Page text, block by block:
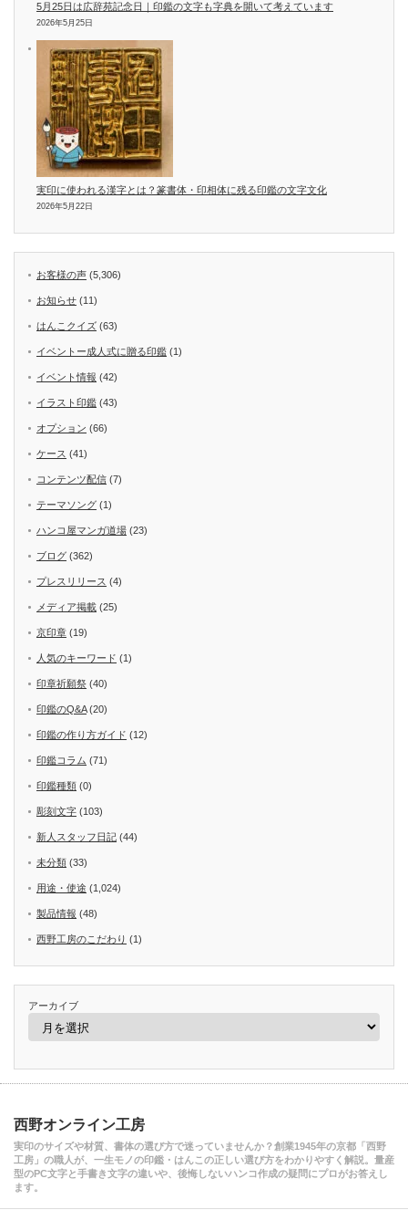
5月25日は広辞苑記念日｜印鑑の文字も字典を開いて考えています
2026年5月25日
実印に使われる漢字とは？篆書体・印相体に残る印鑑の文字文化
2026年5月22日
お客様の声 (5,306)
お知らせ (11)
はんこクイズ (63)
イベントー成人式に贈る印鑑 (1)
イベント情報 (42)
イラスト印鑑 (43)
オプション (66)
ケース (41)
コンテンツ配信 (7)
テーマソング (1)
ハンコ屋マンガ道場 (23)
ブログ (362)
プレスリリース (4)
メディア掲載 (25)
京印章 (19)
人気のキーワード (1)
印章祈願祭 (40)
印鑑のQ&A(20)
印鑑の作り方ガイド (12)
印鑑コラム (71)
印鑑種類 (0)
彫刻文字 (103)
新人スタッフ日記 (44)
未分類 (33)
用途・使途 (1,024)
製品情報 (48)
西野工房のこだわり (1)
アーカイブ
西野オンライン工房
実印のサイズや材質、書体の選び方で迷っていませんか？創業1945年の京都「西野
工房」の職人が、一生モノの印鑑・はんこの正しい選び方をわかりやすく解説。量産
型のPC文字と手書き文字の違いや、後悔しないハンコ作成の疑問にプロがお答えし
ます。